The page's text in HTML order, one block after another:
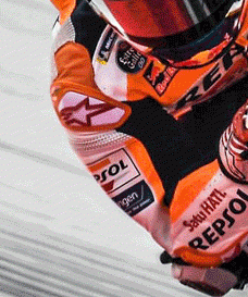
puede pasar con
si permanece
días sin usar?